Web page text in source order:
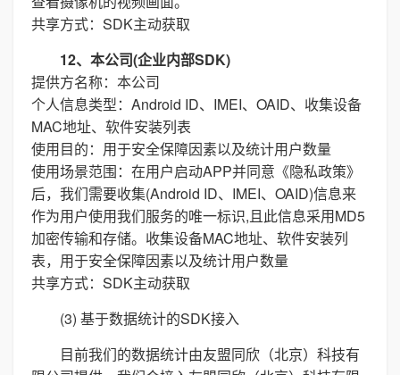
共享方式：SDK主动获取
12、本公司(企业内部SDK)
提供方名称：本公司
个人信息类型：Android ID、IMEI、OAID、收集设备
MAC地址、软件安装列表
使用目的：用于安全保障因素以及统计用户数量
使用场景范围：在用户启动APP并同意《隐私政策》
后，我们需要收集(Android ID、IMEI、OAID)信息来
作为用户使用我们服务的唯一标识,且此信息采用MD5
加密传输和存储。收集设备MAC地址、软件安装列
表，用于安全保障因素以及统计用户数量
共享方式：SDK主动获取
(3) 基于数据统计的SDK接入
目前我们的数据统计由友盟同欣（北京）科技有